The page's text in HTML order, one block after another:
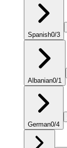
Spanish0/3
Albanian0/1
German0/4